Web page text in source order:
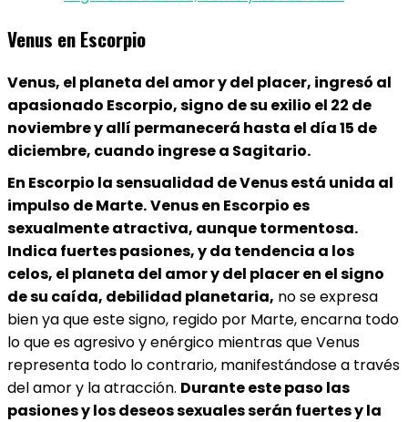
Venus en Escorpio
Venus, el planeta del amor y del placer, ingresó al
apasionado Escorpio, signo de su exilio el 22 de
noviembre y allí permanecerá hasta el día 15 de
diciembre, cuando ingrese a Sagitario.
En Escorpio la sensualidad de Venus está unida al
impulso de Marte.Venus en Escorpio es
sexualmente atractiva, aunque tormentosa.
Indica fuertes pasiones, y da tendencia a los
celos, el planeta del amor y del placer en el signo
de su caída, debilidad planetaria, no se expresa
bien ya que este signo, regido por Marte, encarna todo
lo que es agresivo y enérgico mientras que Venus
representa todo lo contrario, manifestándose a través
del amor y la atracción. Durante este paso las
pasiones y los deseos sexuales serán fuertes y la